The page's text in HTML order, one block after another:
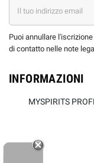
Puoi annullare
di contatto nelle note
INFORMAZIONI
MYSPIRITS